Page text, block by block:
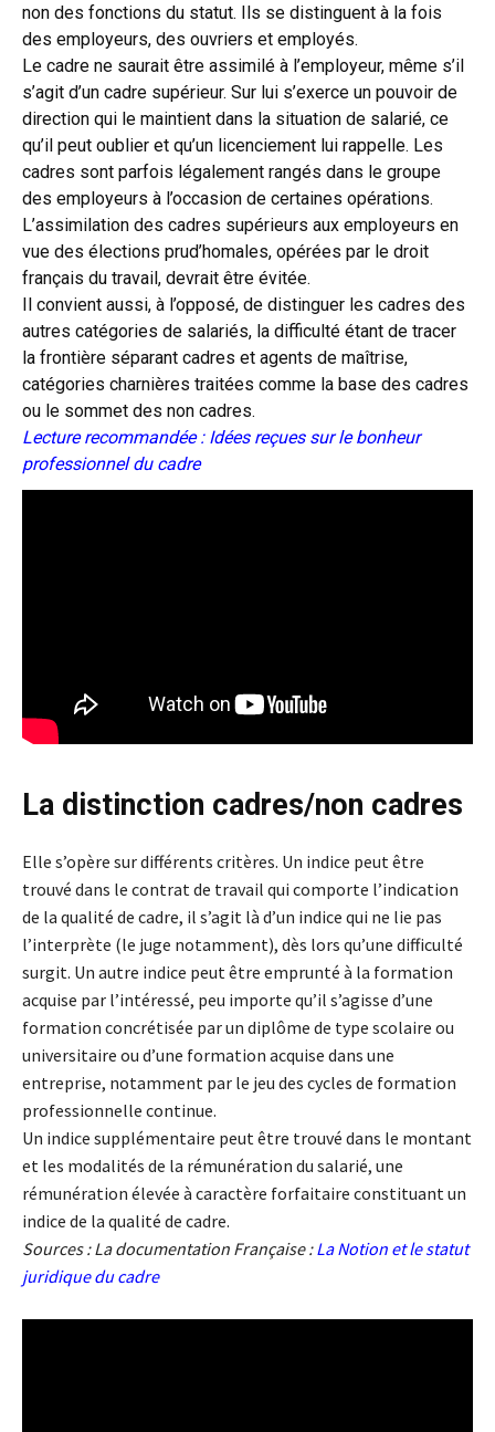
non des fonctions du statut. Ils se distinguent à la fois
des employeurs, des ouvriers et employés.
Le cadre ne saurait être assimilé à l’employeur, même s’il
s’agit d’un cadre supérieur. Sur lui s’exerce un pouvoir de
direction qui le maintient dans la situation de salarié, ce
qu’il peut oublier et qu’un licenciement lui rappelle. Les
cadres sont parfois légalement rangés dans le groupe
des employeurs à l’occasion de certaines opérations.
L’assimilation des cadres supérieurs aux employeurs en
vue des élections prud’homales, opérées par le droit
français du travail, devrait être évitée.
Il convient aussi, à l’opposé, de distinguer les cadres des
autres catégories de salariés, la difficulté étant de tracer
la frontière séparant cadres et agents de maîtrise,
catégories charnières traitées comme la base des cadres
ou le sommet des non cadres.
Lecture recommandée : Idées reçues sur le bonheur
professionnel du cadre
La distinction cadres/non cadres
Elle s’opère sur différents critères. Un indice peut être
trouvé dans le contrat de travail qui comporte l’indication
de la qualité de cadre, il s’agit là d’un indice qui ne lie pas
l’interprète (le juge notamment), dès lors qu’une difficulté
surgit. Un autre indice peut être emprunté à la formation
acquise par l’intéressé, peu importe qu’il s’agisse d’une
formation concrétisée par un diplôme de type scolaire ou
universitaire ou d’une formation acquise dans une
entreprise, notamment par le jeu des cycles de formation
professionnelle continue.
Un indice supplémentaire peut être trouvé dans le montant
et les modalités de la rémunération du salarié, une
rémunération élevée à caractère forfaitaire constituant un
indice de la qualité de cadre.
Sources : La documentation Française :La Notion et le statut
juridique du cadre